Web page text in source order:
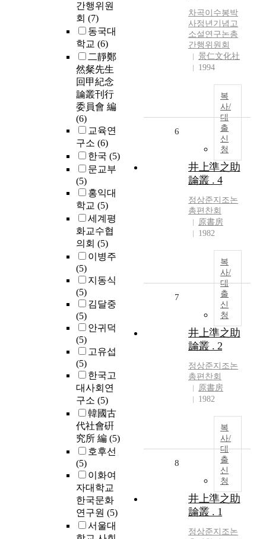
간행위원
회 (7)
동국대
학교 (6)
二靜鄭
然粲先生
回甲紀念
論叢刊行
委員會 編
(6)
교육연
구소 (6)
한국 (5)
문교부
(5)
홍익대
학교 (5)
세계평
화교수협
의회 (5)
이병주
(5)
지동식
(5)
김달중
(5)
안귀덕
(5)
고유섭
(5)
한국고
대사회연
구소 (5)
韓國古
代社會硏
究所 編 (5)
호후선
(5)
이화여
자대학교
한국문화
연구원 (5)
서울대
차곡이수봉박
사정년기념고
소설연구논총
간행위원회
景仁文化社
1994
복
사/
대
출
신
청
6
井上準之助
論叢 . 4
정상준지조논
총편찬회
原書房
1982
복
사/
대
출
신
청
7
井上準之助
論叢 . 2
정상준지조논
총편찬회
原書房
1982
복
사/
대
출
신
청
8
井上準之助
論叢 . 1
정상준지조논